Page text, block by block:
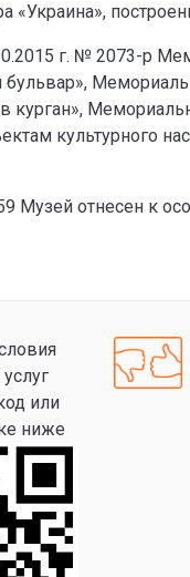
«Украина»,
г. № 2073-р
бульвар»,
курган»,
культурного
Музей отнесен к
или
ниже